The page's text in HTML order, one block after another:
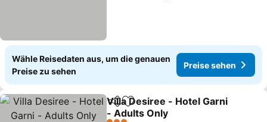
Wähle Reisedaten aus, um die genauen
Preise zu sehen
Preise sehen
TeilenZu Favoriten hinzufügen
Villa Desiree - Hotel Garni
- Adults Only